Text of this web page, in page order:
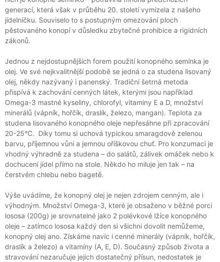
generací, která však v průběhu 20. století vymizela z našeho
jídelníčku. Souviselo to s postupným omezování ploch
pěstovaného konopí v důsledku zbytečné prohibice a rigidních
zákonů.
Jednou z nejdostupnějších forem použití konopného semínka je
olej. Ve své nejkvalitnější podobě se jedná o za studena lisovaný
olej, někdy nazývaný i panenský. Tradiční šetrná metoda
přispívá k zachování cenných látek, kterými jsou například
Omega-3 mastné kyseliny, chlorofyl, vitaminy E a D, množství
minerálů (vápník, hořčík, draslík, železo, mangan). Teplota za
studena lisovaného konopného oleje nepřesáhne při zpracování
20-25°C. Díky tomu si uchová typickou smaragdově zelenou
barvu, příjemnou vůni a jemnou oříškovou chuť. Pro konzumaci je
vhodný výhradně za studena – do salátů, zálivek omáček nebo k
dochucení jídel přímo na stole. Někdo ho miluje jen tak – na
čerstvém chlebu nebo bagetě.
Výše uvádíme, že konopný olej je nejen zdrojem cenným, ale i
výhodným. Množství Omega-3, které je obsaženo v běžné porci
lososa (200g) je srovnatelné jako 2 polévkové lžíce konopného
oleje – zatímco lososa každý den si všichni dovolit nemůžeme,
konopný olej ano. Získáme navíc i cenné minerály (vápník, hořčík,
draslík a železo) a vitamíny (A, E, D). Současný způsob života a
stravování nezaručuje jejich dostatečný přísun, nedostatek je
HLEDAT
D
O
P
O
R
U
Č
U
J
E
M
E
BIO
PROTEIN
140
Kč